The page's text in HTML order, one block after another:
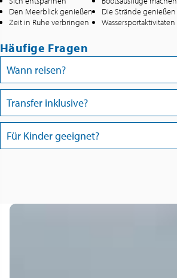
Den Meerblick genießen
Zeit in Ruhe verbringen
Die Strände genießen
Wassersportaktivitäten
Häufige Fragen
Wann reisen?
Transfer inklusive?
Für Kinder geeignet?